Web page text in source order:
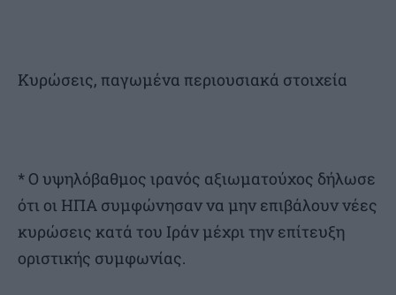
Κυρώσεις, παγωμένα περιουσιακά στοιχεία
* Ο υψηλόβαθμος ιρανός αξιωματούχος δήλωσε
ότι οι ΗΠΑ συμφώνησαν να μην επιβάλουν νέες
κυρώσεις κατά του Ιράν μέχρι την επίτευξη
οριστικής συμφωνίας.